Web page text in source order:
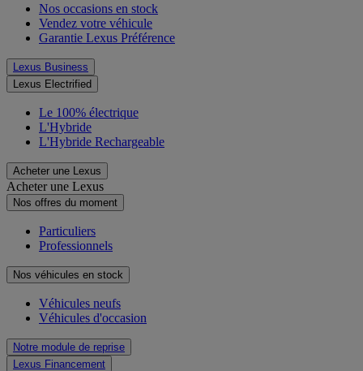
Nos occasions en stock
Vendez votre véhicule
Garantie Lexus Préférence
Lexus Business
Lexus Electrified
Le 100% électrique
L'Hybride
L'Hybride Rechargeable
Acheter une Lexus
Acheter une Lexus
Nos offres du moment
Particuliers
Professionnels
Nos véhicules en stock
Véhicules neufs
Véhicules d'occasion
Notre module de reprise
Lexus Financement